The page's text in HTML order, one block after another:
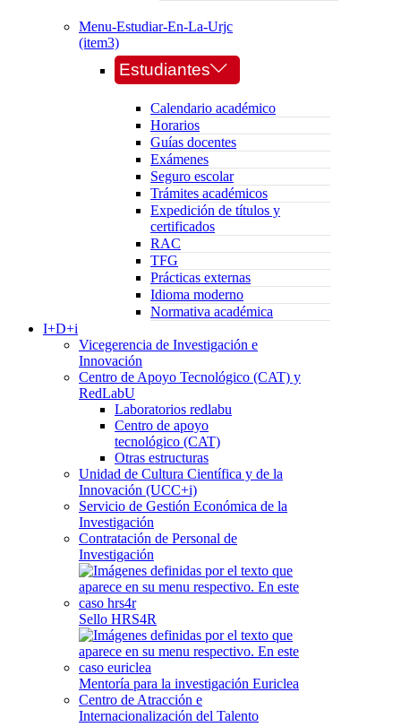
Menu-Estudiar-En-La-Urjc
(item3)
Estudiantes
Calendario académico
Horarios
Guías docentes
Exámenes
Seguro escolar
Trámites académicos
Expedición de títulos y
certificados
RAC
TFG
Prácticas externas
Idioma moderno
Normativa académica
I+D+i
Vicegerencia de Investigación e
Innovación
Centro de Apoyo Tecnológico (CAT) y
RedLabU
Laboratorios redlabu
Centro de apoyo
tecnológico (CAT)
Otras estructuras
Unidad de Cultura Científica y de la
Innovación (UCC+i)
Servicio de Gestión Económica de la
Investigación
Contratación de Personal de
Investigación
Sello HRS4R
Mentoría para la investigación Euriclea
Centro de Atracción e
Internacionalización del Talento